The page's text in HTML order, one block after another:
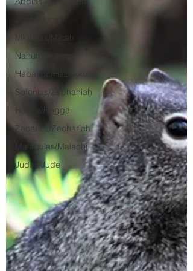
Miqueas/Micah
Nahúm/Nahum
Habacuc/Habakkuk
Sofonías/Zephaniah
Hageo/Haggai
Zacarías/Zechariah
Malaquías/Malachi
Judas/Jude